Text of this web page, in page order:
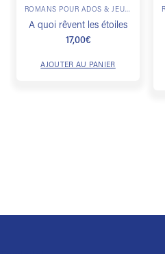
ROMANS POUR ADOS & JEUNES ADULTES
A quoi rêvent les étoiles
17,00€
AJOUTER AU PANIER